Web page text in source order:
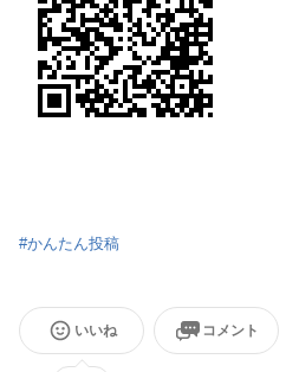
#かんたん投稿
いいね コメント